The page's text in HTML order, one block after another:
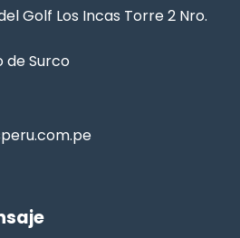
Golf Los Incas Torre 2 Nro.
de Surco